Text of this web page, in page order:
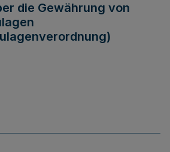
die Gewährung von